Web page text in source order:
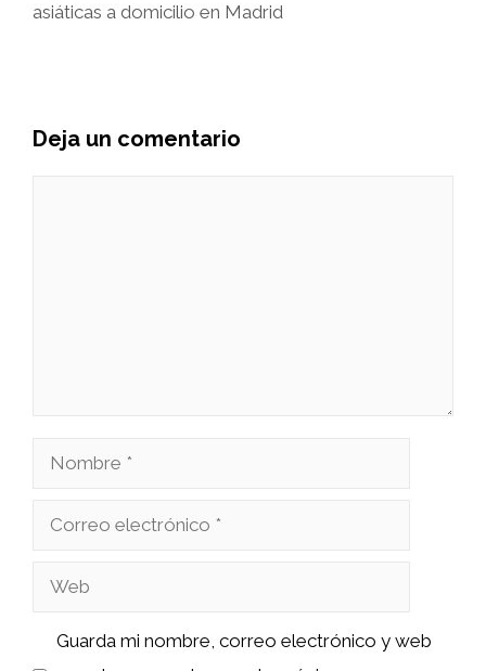
asiáticas a domicilio en Madrid
Deja un comentario
Nombre
Correo
Web
Guarda mi nombre, correo electrónico y web